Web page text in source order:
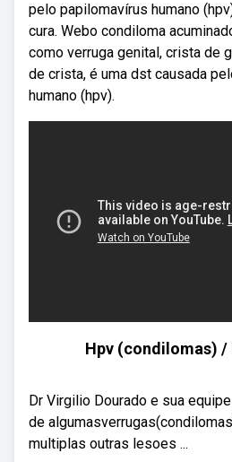
pelo papilomavírus humano
cura. Webo condiloma
como verruga genital, crista de
de crista, é uma dst causada
humano (hpv).
Hpv (condilomas) /
Dr Virgilio Dourado e sua
de
multiplas outras lesoes ...